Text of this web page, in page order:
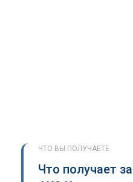
ЧТО ВЫ ПОЛУЧАЕТЕ
Что получает